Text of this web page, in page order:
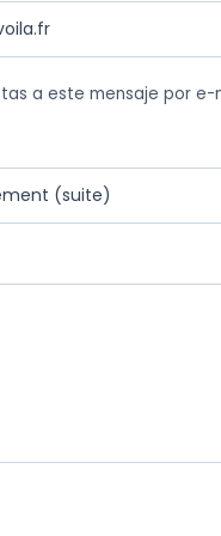
a este mensaje por e-